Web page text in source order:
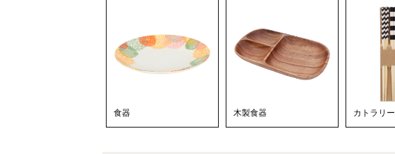
食器 木製食器 カトラリー